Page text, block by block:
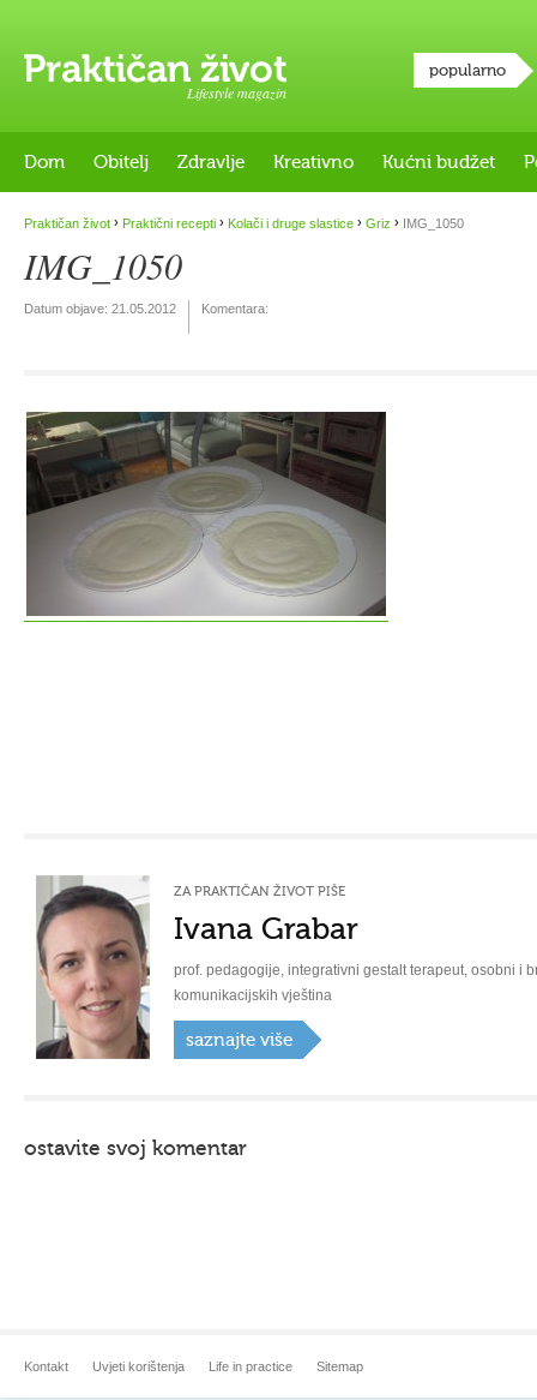
Lifestyle magazin
popularno
Dom Obitelj Zdravlje Kreativno Kućni budžet
Praktičan život › Praktični recepti › Kolači i druge slastice › Griz › IMG_1050
IMG_1050
Datum objave: 21.05.2012 Komentara:
ZA PRAKTIČAN ŽIVOT PIŠE
Ivana Grabar
prof. pedagogije, integrativni gestalt terapeut, osobni i
komunikacijskih vještina
saznajte više
ostavite svoj komentar
Kontakt Uvjeti korištenja Life in practice Sitemap